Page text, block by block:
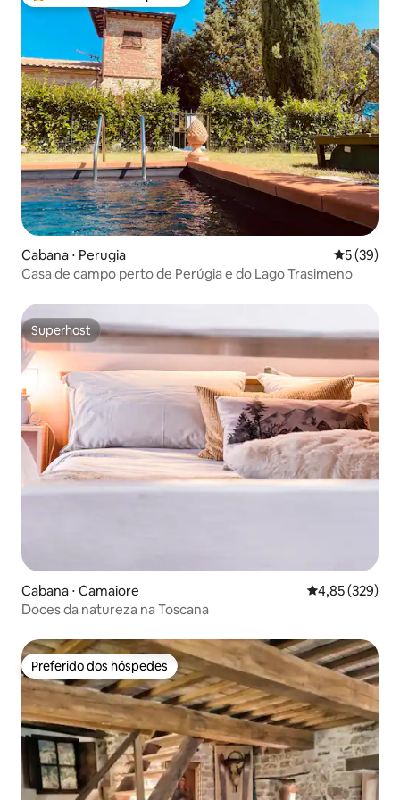
Cabana ⋅ Perugia 5 de uma
5 (39)
Casa de campo perto de Perúgia e do Lago Trasimeno
Superhost
Superhost
Cabana ⋅ Camaiore 4,85 de uma
4,85 (329)
Doces da natureza na Toscana
Preferido dos hóspedes
Preferido dos hóspedes